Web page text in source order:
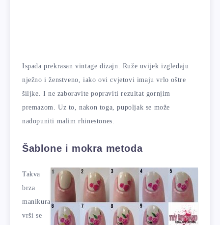
Ispada prekrasan vintage dizajn. Ruže uvijek izgledaju
nježno i ženstveno, iako ovi cvjetovi imaju vrlo oštre
šiljke. I ne zaboravite popraviti rezultat gornjim
premazom. Uz to, nakon toga, pupoljak se može
nadopuniti malim rhinestones.
Šablone i mokra metoda
Takva
brza
manikura
vrši se